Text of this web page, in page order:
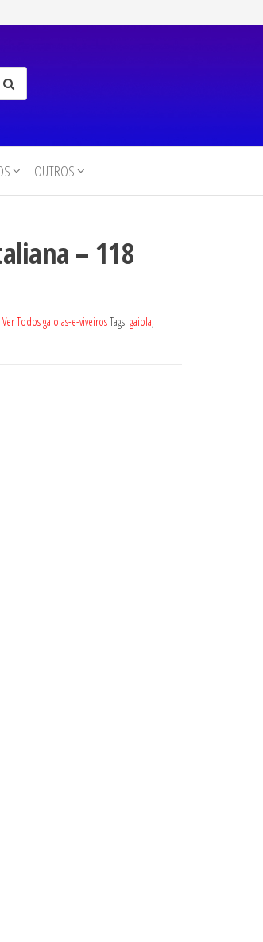
OUTROS
– 118
Ver Todos gaiolas-e-viveirosTags: gaiola,